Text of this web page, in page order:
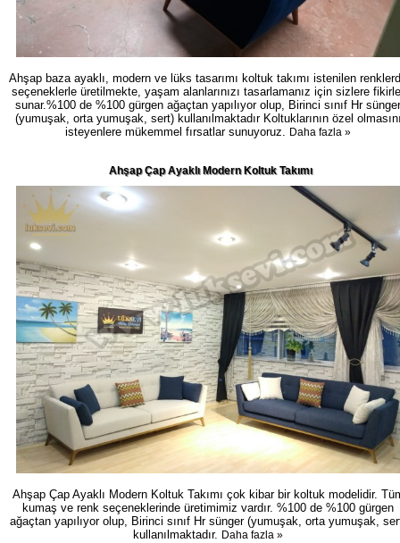
Ahşap baza ayaklı, modern ve lüks tasarımı koltuk takımı istenilen
seçeneklerle üretilmekte, yaşam alanlarınızı tasarlamanız için sizlere
sunar.%100 de %100 gürgen ağaçtan yapılıyor olup, Birinci sınıf Hr sünger
(yumuşak, orta yumuşak, sert) kullanılmaktadır Koltuklarının özel
isteyenlere mükemmel fırsatlar sunuyoruz.
Daha fazla »
Ahşap Çap Ayaklı Modern Koltuk Takımı
Ahşap Çap Ayaklı Modern Koltuk Takımı çok kibar bir koltuk modelidir.
kumaş ve renk seçeneklerinde üretimimiz vardır. %100 de %100 gürgen
ağaçtan yapılıyor olup, Birinci sınıf Hr sünger (yumuşak, orta yumuşak,
kullanılmaktadır. Daha fazla »